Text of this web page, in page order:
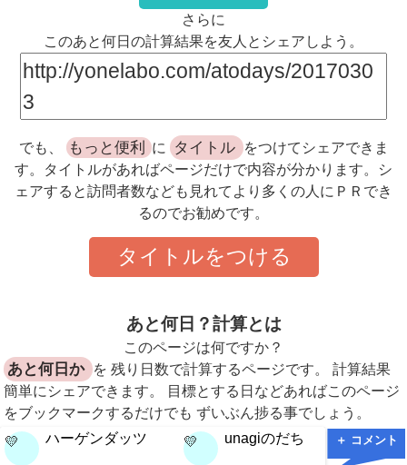
さらに
このあと何日の計算結果を友人とシェアしよう。
でも、 もっと便利 に タイトル をつけてシェアできま
す。タイトルがあればページだけで内容が分かります。シ
ェアすると訪問者数なども見れてより多くの人にＰＲでき
るのでお勧めです。
タイトルをつける
あと何日？計算とは
このページは何ですか？
あと何日か を 残り日数で計算するページです。 計算結果
簡単にシェアできます。 目標とする日などあればこのページ
をブックマークするだけでも ずいぶん捗る事でしょう。
＋ コメント
💛 ハーゲンダッツ 💛 unagiのだち 💛